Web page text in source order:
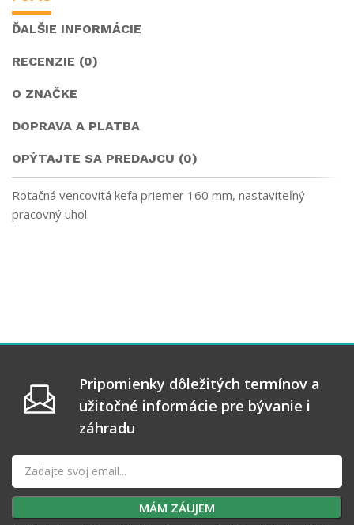
ĎALŠIE INFORMÁCIE
RECENZIE (0)
O ZNAČKE
DOPRAVA A PLATBA
OPÝTAJTE SA PREDAJCU (0)
Rotačná vencovitá kefa priemer 160 mm, nastaviteľný
pracovný uhol.
Pripomienky dôležitých termínov a
užitočné informácie pre bývanie i
záhradu